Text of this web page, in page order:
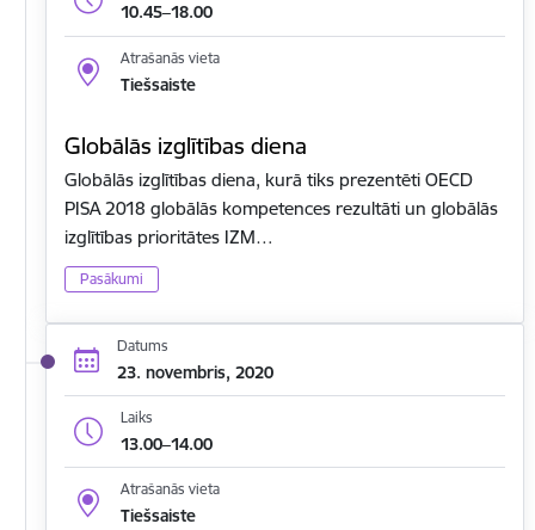
10.45–18.00
Atrašanās vieta
Tiešsaiste
Globālās izglītības diena
Globālās izglītības diena, kurā tiks prezentēti OECD
PISA 2018 globālās kompetences rezultāti un globālās
izglītības prioritātes IZM…
Pasākumi
Datums
23. novembris, 2020
Laiks
13.00–14.00
Atrašanās vieta
Tiešsaiste